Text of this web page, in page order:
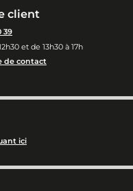
client
39
et de 13h30 à 17h
de contact
ici